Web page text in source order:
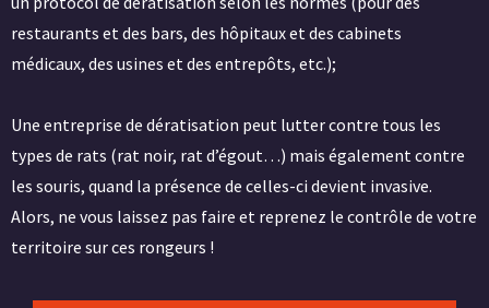
restaurants et des bars, des hôpitaux et des cabinets
médicaux, des usines et des entrepôts, etc.);
Une entreprise de dératisation peut lutter contre tous les
types de rats (rat noir, rat d’égout…) mais également contre
les souris, quand la présence de celles-ci devient invasive.
Alors, ne vous laissez pas faire et reprenez le contrôle de votre
territoire sur ces rongeurs !